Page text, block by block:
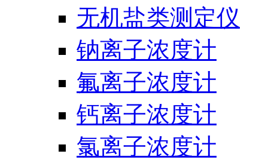
无机盐类测定仪
钠离子浓度计
氟离子浓度计
钙离子浓度计
氯离子浓度计